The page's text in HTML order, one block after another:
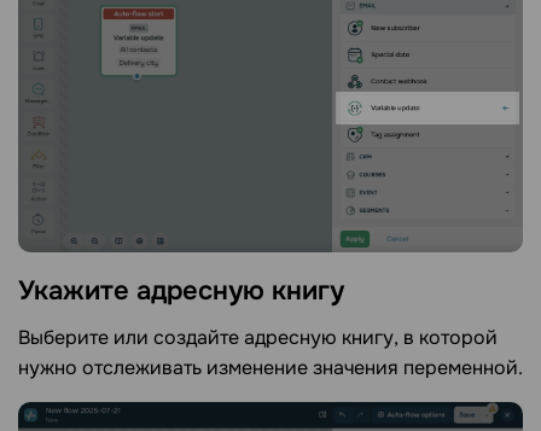
Укажите адресную книгу
Выберите или создайте адресную книгу, в которой
нужно отслеживать изменение значения переменной.